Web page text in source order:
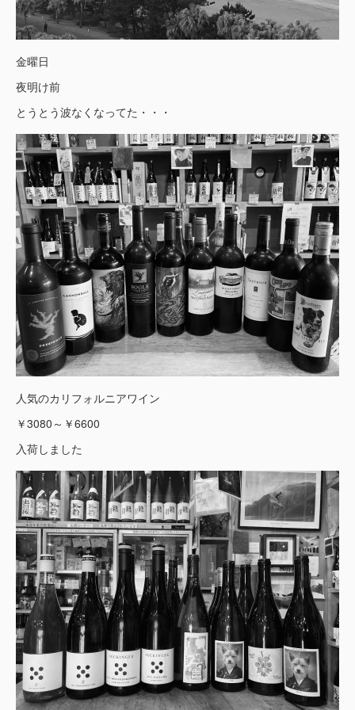
金曜日
夜明け前
とうとう波なくなってた・・・
人気のカリフォルニアワイン
￥3080～￥6600
入荷しました